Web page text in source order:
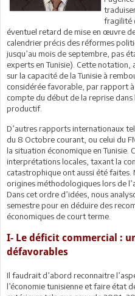
fragilité
éventuel retard de mise en œuvre
calendrier précis des réformes
jusqu’au mois de septembre, pas
experts en Tunisie). Cette
sur la capacité de la Tunisie à
considérée favorable, par rapport à
compte du début de la reprise
productif.
D’autres rapports internationaux
du 8 Octobre courant, ou celui du
la situation économique en Tunisie.
interprétations locales, taxant la
catastrophique ont aussi été
origines méthodologiques lors de
Dans cet ordre d’idées, nous
semestre pour en déduire des
économiques de court terme.
I- Le déficit commercial :
défavorables
Il faudrait d’abord reconnaitre
l’économie tunisienne et faire état